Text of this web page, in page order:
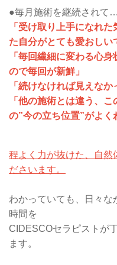
●毎月施術を継続されて…
「受け取り上手になれ
た自分がとても愛おしい
「毎回繊細に変わる心
ので毎回が新鮮」
「続けなければ見えなか
「他の施術とは違う、
の”今の立ち位置”がよく
程よく力が抜けた、自然
ださいます。
わかっていても、日々
時間を
CIDESCOセラピストが
ます。